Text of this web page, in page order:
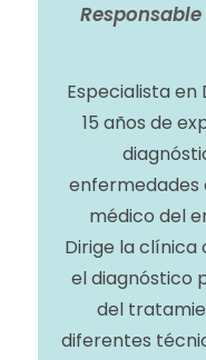
Especialista
15 años de
enfermedades
médico del
Dirige la clínica
el diagnóstico
del
diferentes